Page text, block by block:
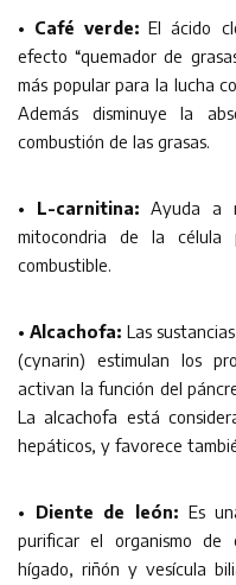
• Café verde: El ácido
efecto “quemador de
más popular para la lucha
Además disminuye la
combustión de las grasas.
• L-carnitina: Ayuda a
mitocondria de la
combustible.
• Alcachofa: Las
(cynarin) estimulan los
activan la función del
La alcachofa está
hepáticos, y favorece
• Diente de león: Es
purificar el organismo de
hígado, riñón y vesícula